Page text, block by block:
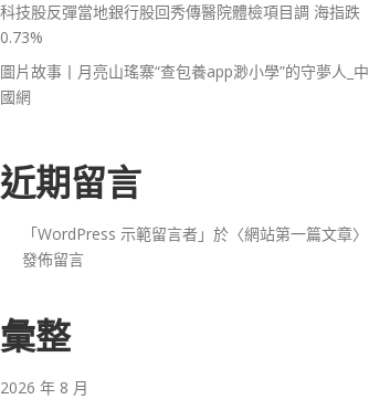
科技股反彈當地銀行股回秀傳醫院體檢項目調 海指跌
0.73%
圖片故事丨月亮山瑤寨“查包養app渺小學”的守夢人_中
國網
近期留言
「WordPress 示範留言者 」於〈網站第一篇文章〉
發佈留言
彙整
2026 年 8 月